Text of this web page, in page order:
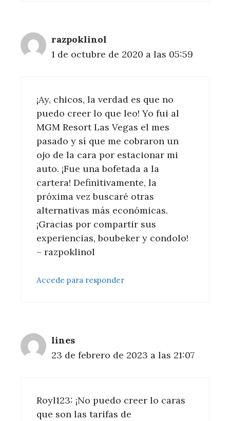
razpoklinol
1 de octubre de 2020 a las 05:59
¡Ay, chicos, la verdad es que no
puedo creer lo que leo! Yo fui al
MGM Resort Las Vegas el mes
pasado y sí que me cobraron un
ojo de la cara por estacionar mi
auto. ¡Fue una bofetada a la
cartera! Definitivamente, la
próxima vez buscaré otras
alternativas más económicas.
¡Gracias por compartir sus
experiencias, boubeker y condolo!
– razpoklinol
Accede para responder
lines
23 de febrero de 2023 a las 21:07
Royl123: ¡No puedo creer lo caras
que son las tarifas de